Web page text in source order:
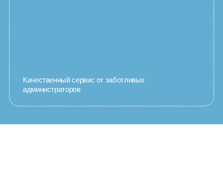
Качественный сервис от заботливых
администраторов